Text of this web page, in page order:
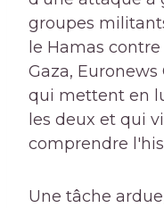
groupes
le Hamas
Gaza,
qui mettent en
les deux et qui
comprendre
Une tâche